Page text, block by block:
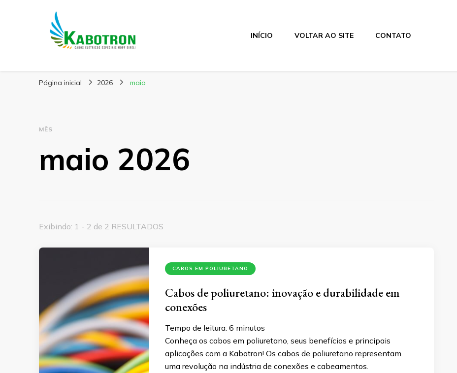
Kabotron
INÍCIO VOLTAR AO SITE CONTATO
Página inicial 2026 maio
MÊS
maio 2026
Exibindo: 1 - 2 de 2 RESULTADOS
CABOS EM POLIURETANO
Cabos de poliuretano: inovação e durabilidade em
conexões
Tempo de leitura: 6 minutos
Conheça os cabos em poliuretano, seus benefícios e principais
aplicações com a Kabotron! Os cabos de poliuretano representam
uma revolução na indústria de conexões e cabeamentos.